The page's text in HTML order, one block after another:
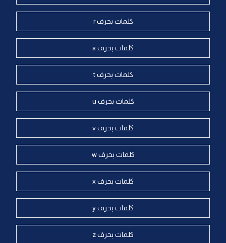
كلمات بحرف r
كلمات بحرف s
كلمات بحرف t
كلمات بحرف u
كلمات بحرف v
كلمات بحرف w
كلمات بحرف x
كلمات بحرف y
كلمات بحرف z